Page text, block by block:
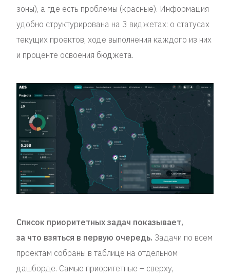
зоны), а где есть проблемы (красные). Информация
удобно структурирована на 3 виджетах: о статусах
текущих проектов, ходе выполнения каждого из них
и проценте освоения бюджета.
Список приоритетных задач показывает,
за что взяться в первую очередь. Задачи по всем
проектам собраны в таблице на отдельном
дашборде. Самые приоритетные – сверху,